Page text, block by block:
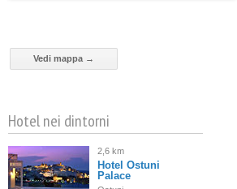
Vedi mappa →
Hotel nei dintorni
2,6 km
Hotel Ostuni
Palace